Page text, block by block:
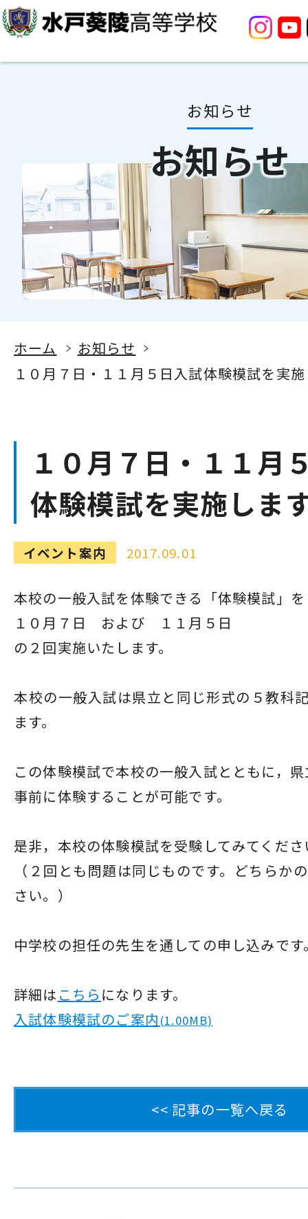
お知らせ
お知らせ
ホーム
お知らせ
１０月７日・１１月５日入試体験模試を実
１０月７日・１１月
体験模試を実施しま
イベント案内 2017.09.01
本校の一般入試を体験できる「体験模試」を
１０月７日 および １１月５日
の２回実施いたします。
本校の一般入試は県立と同じ形式の５教科
ます。
この体験模試で本校の一般入試とともに，
事前に体験することが可能です。
是非，本校の体験模試を受験してみてくだ
（２回とも問題は同じものです。どちらか
さい。）
中学校の担任の先生を通しての申し込みです
詳細は こちら になります。
入試体験模試のご案内 (1.00MB)
<< 記事の一覧へ戻る